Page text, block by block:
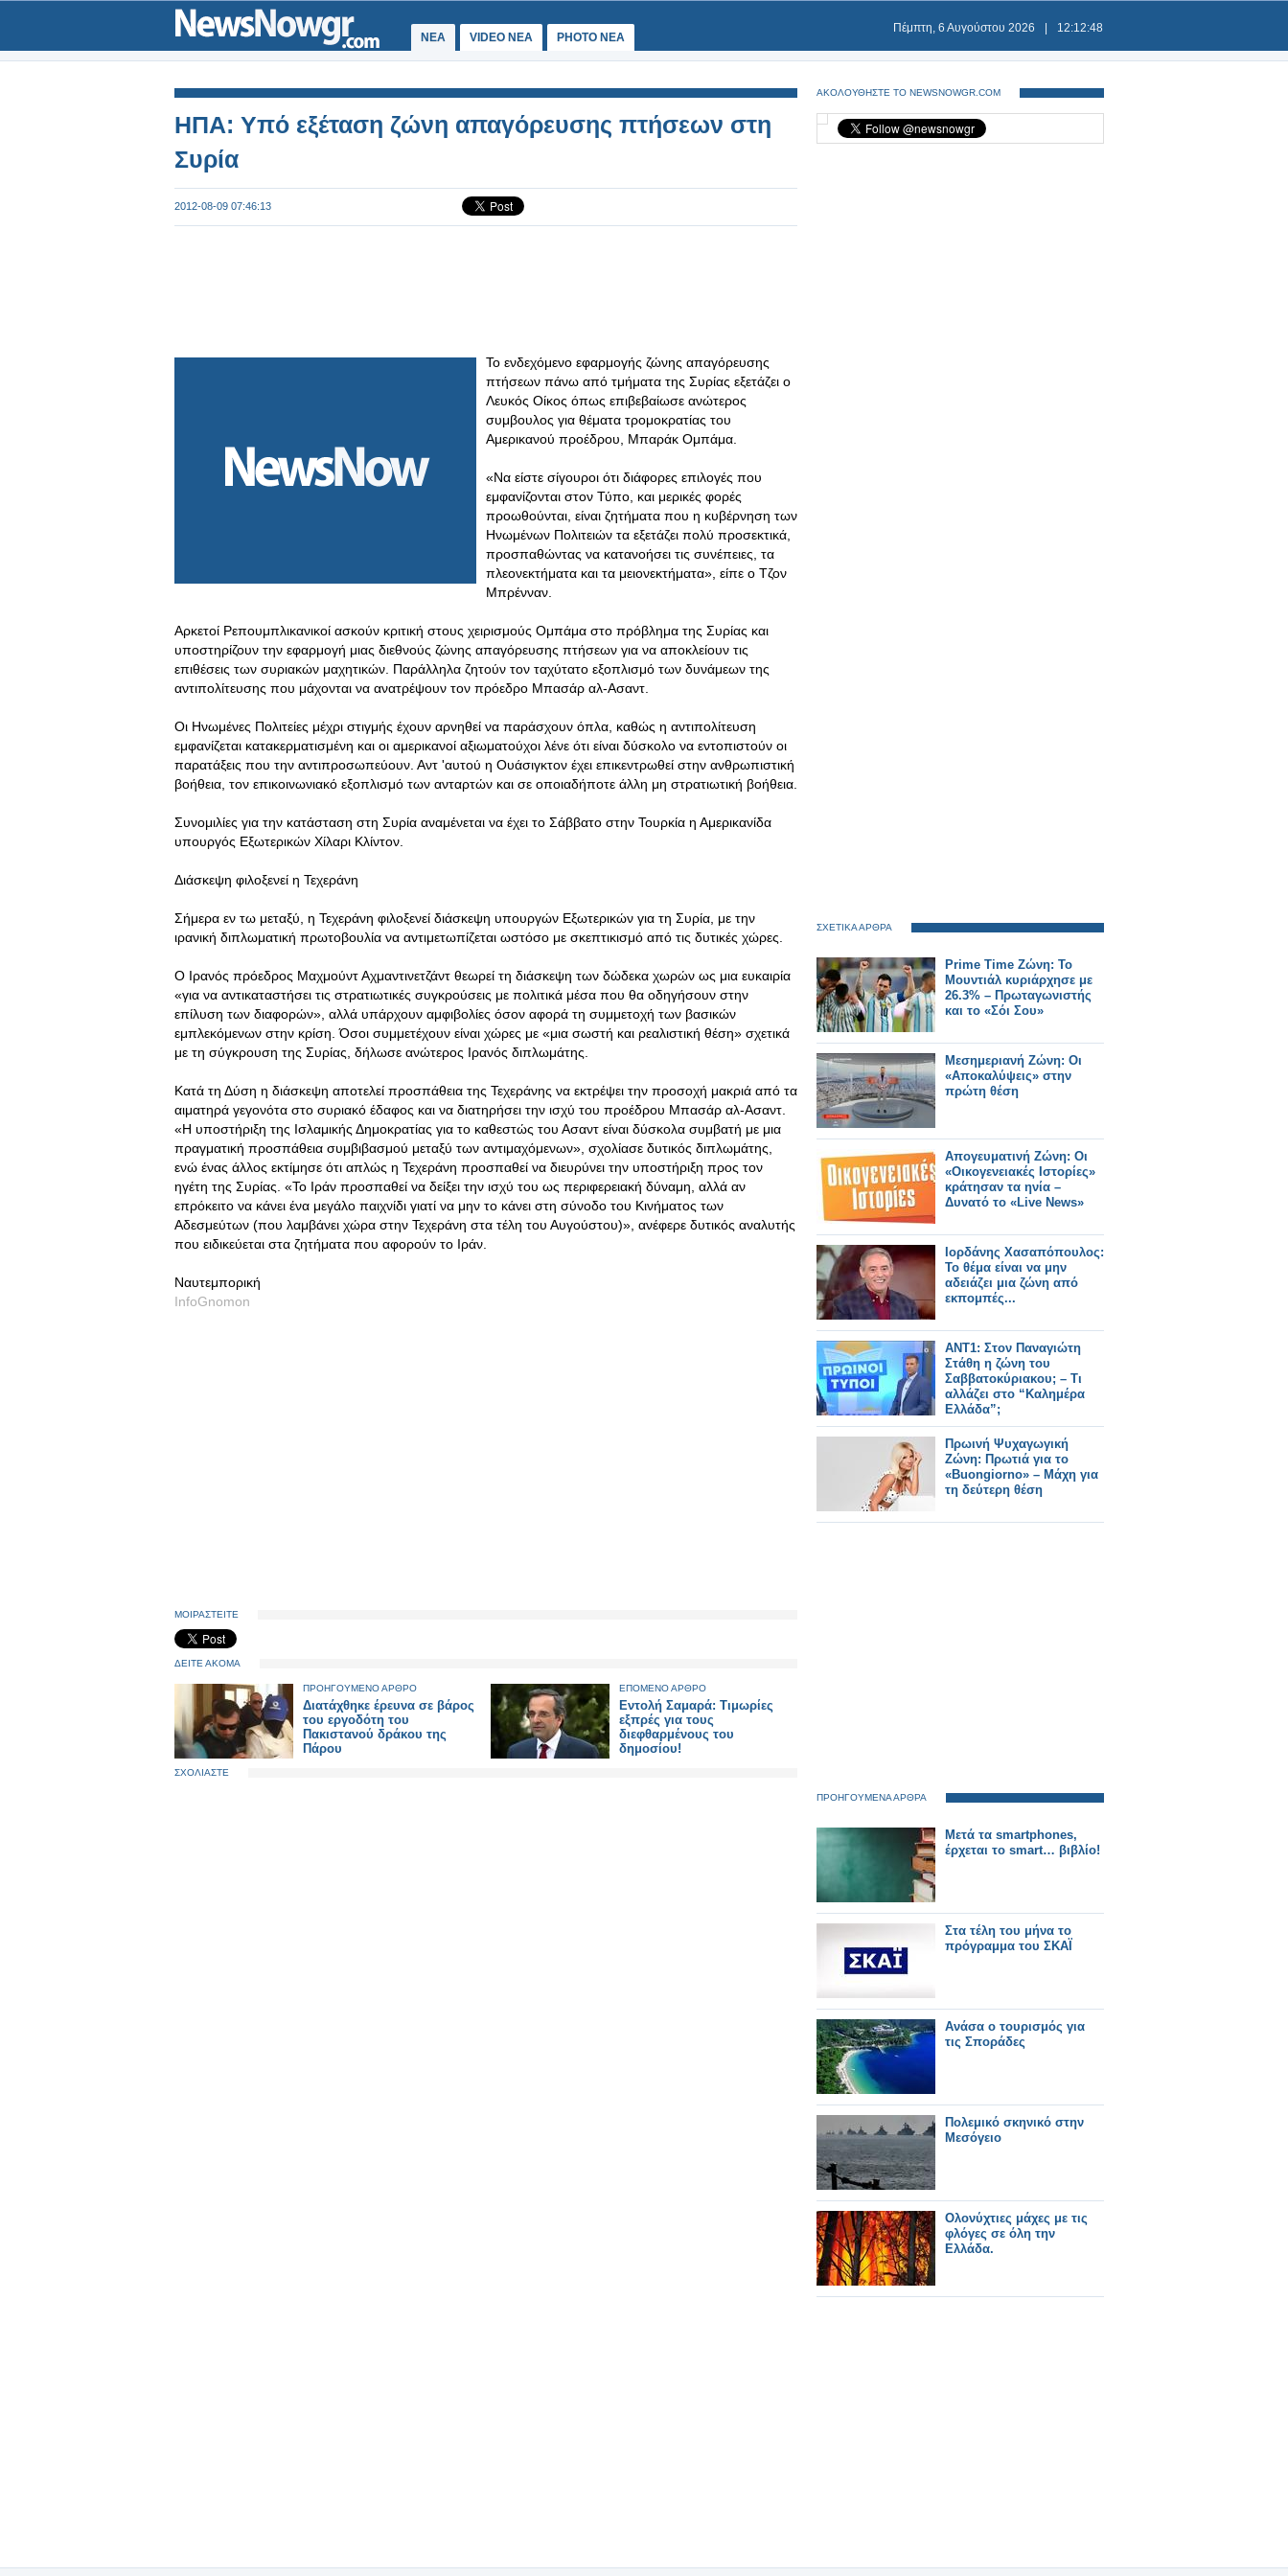
ΝΕΑ VIDEO NEA PHOTO NEA
Πέμπτη, 6 Αυγούστου 2026 12:12:48
ΗΠΑ: Υπό εξέταση ζώνη απαγόρευσης πτήσεων στη
Συρία
2012-08-09 07:46:13
Το ενδεχόμενο εφαρμογής ζώνης απαγόρευσης
πτήσεων πάνω από τμήματα της Συρίας εξετάζει ο
Λευκός Οίκος όπως επιβεβαίωσε ανώτερος
συμβουλος για θέματα τρομοκρατίας του
Αμερικανού προέδρου, Μπαράκ Ομπάμα.
«Να είστε σίγουροι ότι διάφορες επιλογές που
εμφανίζονται στον Τύπο, και μερικές φορές
προωθούνται, είναι ζητήματα που η κυβέρνηση των
Ηνωμένων Πολιτειών τα εξετάζει πολύ προσεκτικά,
προσπαθώντας να κατανοήσει τις συνέπειες, τα
πλεονεκτήματα και τα μειονεκτήματα», είπε ο Τζον
Μπρένναν.
Αρκετοί Ρεπουμπλικανικοί ασκούν κριτική στους χειρισμούς Ομπάμα στο πρόβλημα της Συρίας και
υποστηρίζουν την εφαρμογή μιας διεθνούς ζώνης απαγόρευσης πτήσεων για να αποκλείουν τις
επιθέσεις των συριακών μαχητικών. Παράλληλα ζητούν τον ταχύτατο εξοπλισμό των δυνάμεων της
αντιπολίτευσης που μάχονται να ανατρέψουν τον πρόεδρο Μπασάρ αλ-Ασαντ.
Οι Ηνωμένες Πολιτείες μέχρι στιγμής έχουν αρνηθεί να παράσχουν όπλα, καθώς η αντιπολίτευση
εμφανίζεται κατακερματισμένη και οι αμερικανοί αξιωματούχοι λένε ότι είναι δύσκολο να εντοπιστούν οι
παρατάξεις που την αντιπροσωπεύουν. Αντ 'αυτού η Ουάσιγκτον έχει επικεντρωθεί στην ανθρωπιστική
βοήθεια, τον επικοινωνιακό εξοπλισμό των ανταρτών και σε οποιαδήποτε άλλη μη στρατιωτική βοήθεια.
Συνομιλίες για την κατάσταση στη Συρία αναμένεται να έχει το Σάββατο στην Τουρκία η Αμερικανίδα
υπουργός Εξωτερικών Χίλαρι Κλίντον.
Διάσκεψη φιλοξενεί η Τεχεράνη
Σήμερα εν τω μεταξύ, η Τεχεράνη φιλοξενεί διάσκεψη υπουργών Εξωτερικών για τη Συρία, με την
ιρανική διπλωματική πρωτοβουλία να αντιμετωπίζεται ωστόσο με σκεπτικισμό από τις δυτικές χώρες.
Ο Ιρανός πρόεδρος Μαχμούντ Αχμαντινετζάντ θεωρεί τη διάσκεψη των δώδεκα χωρών ως μια ευκαιρία
«για να αντικαταστήσει τις στρατιωτικές συγκρούσεις με πολιτικά μέσα που θα οδηγήσουν στην
επίλυση των διαφορών», αλλά υπάρχουν αμφιβολίες όσον αφορά τη συμμετοχή των βασικών
εμπλεκόμενων στην κρίση. Όσοι συμμετέχουν είναι χώρες με «μια σωστή και ρεαλιστική θέση» σχετικά
με τη σύγκρουση της Συρίας, δήλωσε ανώτερος Ιρανός διπλωμάτης.
Κατά τη Δύση η διάσκεψη αποτελεί προσπάθεια της Τεχεράνης να εκτρέψει την προσοχή μακριά από τα
αιματηρά γεγονότα στο συριακό έδαφος και να διατηρήσει την ισχύ του προέδρου Μπασάρ αλ-Ασαντ.
«Η υποστήριξη της Ισλαμικής Δημοκρατίας για το καθεστώς του Ασαντ είναι δύσκολα συμβατή με μια
πραγματική προσπάθεια συμβιβασμού μεταξύ των αντιμαχόμενων», σχολίασε δυτικός διπλωμάτης,
ενώ ένας άλλος εκτίμησε ότι απλώς η Τεχεράνη προσπαθεί να διευρύνει την υποστήριξη προς τον
ηγέτη της Συρίας. «Το Ιράν προσπαθεί να δείξει την ισχύ του ως περιφερειακή δύναμη, αλλά αν
επρόκειτο να κάνει ένα μεγάλο παιχνίδι γιατί να μην το κάνει στη σύνοδο του Κινήματος των
Αδεσμεύτων (που λαμβάνει χώρα στην Τεχεράνη στα τέλη του Αυγούστου)», ανέφερε δυτικός αναλυτής
που ειδικεύεται στα ζητήματα που αφορούν το Ιράν.
Ναυτεμπορική
InfoGnomon
ΜΟΙΡΑΣΤΕΙΤΕ
ΔΕΙΤΕ ΑΚΟΜΑ
ΠΡΟΗΓΟΥΜΕΝΟ ΑΡΘΡΟ
Διατάχθηκε έρευνα σε βάρος
του εργοδότη του
Πακιστανού δράκου της
Πάρου
ΕΠΟΜΕΝΟ ΑΡΘΡΟ
Εντολή Σαμαρά: Τιμωρίες
εξπρές για τους
διεφθαρμένους του
δημοσίου!
ΣΧΟΛΙΑΣΤΕ
ΑΚΟΛΟΥΘΗΣΤΕ ΤΟ NEWSNOWGR.COM
ΣΧΕΤΙΚΑ ΑΡΘΡΑ
Prime Time Ζώνη: Το
Μουντιάλ κυριάρχησε με
26.3% – Πρωταγωνιστής
και το «Σόι Σου»
Μεσημεριανή Ζώνη: Οι
«Αποκαλύψεις» στην
πρώτη θέση
Απογευματινή Ζώνη: Οι
«Οικογενειακές Ιστορίες»
κράτησαν τα ηνία –
Δυνατό το «Live News»
Ιορδάνης Χασαπόπουλος:
Το θέμα είναι να μην
αδειάζει μια ζώνη από
εκπομπές...
ANT1: Στον Παναγιώτη
Στάθη η ζώνη του
Σαββατοκύριακου; – Τι
αλλάζει στο “Καλημέρα
Ελλάδα”;
Πρωινή Ψυχαγωγική
Ζώνη: Πρωτιά για το
«Buongiorno» – Μάχη για
τη δεύτερη θέση
ΠΡΟΗΓΟΥΜΕΝΑ ΑΡΘΡΑ
Μετά τα smartphones,
έρχεται το smart… βιβλίο!
Στα τέλη του μήνα το
πρόγραμμα του ΣΚΑΪ
Ανάσα ο τουρισμός για
τις Σποράδες
Πολεμικό σκηνικό στην
Μεσόγειο
Ολονύχτιες μάχες με τις
φλόγες σε όλη την
Ελλάδα.